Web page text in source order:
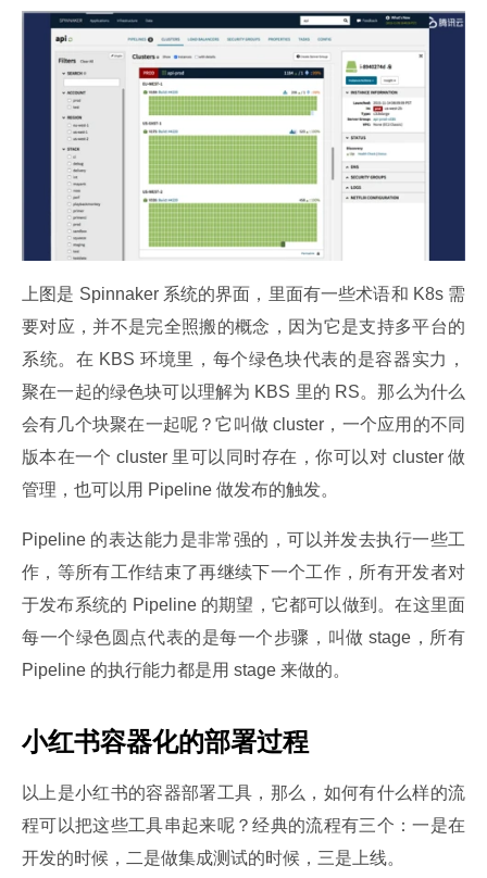
上图是 Spinnaker 系统的界面，里面有一些术语和 K8s 需
要对应，并不是完全照搬的概念，因为它是支持多平台的
系统。在 KBS 环境里，每个绿色块代表的是容器实力，
聚在一起的绿色块可以理解为 KBS 里的 RS。那么为什么
会有几个块聚在一起呢？它叫做 cluster，一个应用的不同
版本在一个 cluster 里可以同时存在，你可以对 cluster 做
管理，也可以用 Pipeline 做发布的触发。
Pipeline 的表达能力是非常强的，可以并发去执行一些工
作，等所有工作结束了再继续下一个工作，所有开发者对
于发布系统的 Pipeline 的期望，它都可以做到。在这里面
每一个绿色圆点代表的是每一个步骤，叫做 stage，所有
Pipeline 的执行能力都是用 stage 来做的。
小红书容器化的部署过程
以上是小红书的容器部署工具，那么，如何有什么样的流
程可以把这些工具串起来呢？经典的流程有三个：一是在
开发的时候，二是做集成测试的时候，三是上线。